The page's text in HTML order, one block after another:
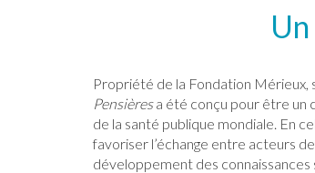
Propriété de la Fondation Mérieux,
Pensièresa été conçu pour être un
de la santé publique mondiale. En
favoriser l’échange entre acteurs
développement des